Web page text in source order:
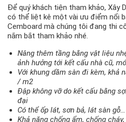
Để quý khách tiện tham khảo, Xây
có thể liệt kê một vài ưu điểm nổi
Cemboard mà chúng tôi đang thi
nắm bắt tham khảo nhé.
Nâng thêm tầng bằng vật liệu
ảnh hưởng tới kết cấu nhà cũ,
Với khung dầm sàn đi kèm, khả
/ m2
Đập không vỡ do kết cấu bằng
đại
Có thể ốp lát, sơn bả, lát sàn
Khả năng chống ẩm, chống